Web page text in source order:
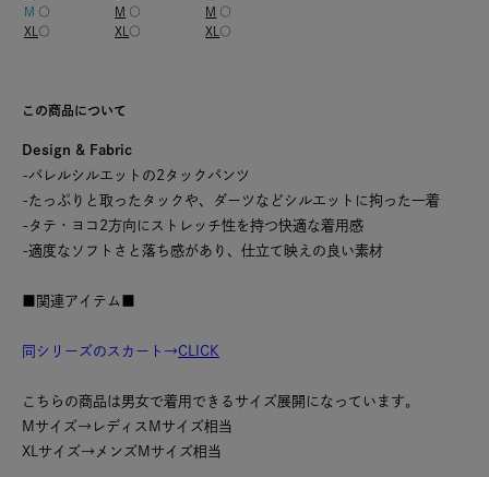
M ○
XL ○
M ○
XL ○
M ○
XL ○
この商品について
Design & Fabric
-バレルシルエットの2タックパンツ
-たっぷりと取ったタックや、ダーツなどシルエットに拘った一着
-タテ・ヨコ2方向にストレッチ性を持つ快適な着用感
-適度なソフトさと落ち感があり、仕立て映えの良い素材
■関連アイテム■
同シリーズのスカート→CLICK
こちらの商品は男女で着用できるサイズ展開になっています。
Mサイズ→レディスMサイズ相当
XLサイズ→メンズMサイズ相当